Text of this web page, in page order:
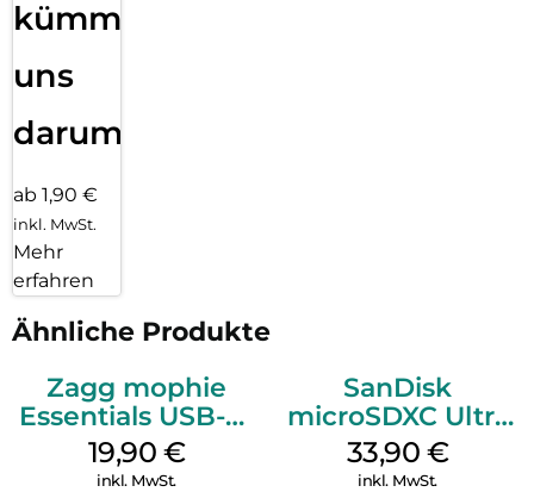
kümmern
uns
darum!
ab 1,90 €
inkl. MwSt.
Mehr
erfahren
Ähnliche Produkte
Zagg mophie
Essentials USB-C-
20W Charger PD
Weiß
19,90 €
inkl. MwSt.
SanDisk
microSDXC Ultra
128 GB + Adapter
Mobile
33,90 €
inkl. MwSt.